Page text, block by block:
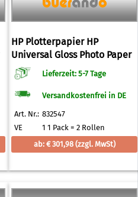
HP Plotterpapier HP
Universal Gloss Photo Paper
200 g/qm 914,0 mm x 30,5 m
Lieferzeit: 5-7 Tage
Versandkostenfrei in DE
Art. Nr.: 832547
VE
1 1 Pack = 2 Rollen
ab: € 301,98 (zzgl. MwSt)